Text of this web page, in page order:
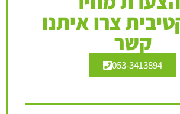
צרו איתנו
קשר
053-3413894